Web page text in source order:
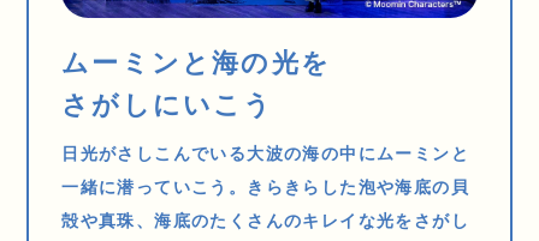
ムーミンと海の光を
さがしにいこう
日光がさしこんでいる大波の海の中にムーミンと
一緒に潜っていこう。きらきらした泡や海底の貝
殻や真珠、海底のたくさんのキレイな光をさがし